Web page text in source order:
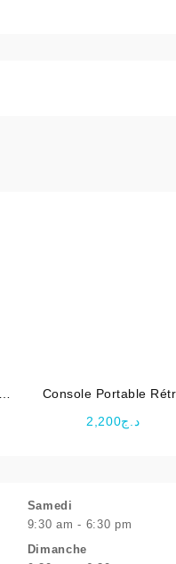
Console Portable
د.ج2,200
Samedi
9:30 am - 6:30 pm
Dimanche